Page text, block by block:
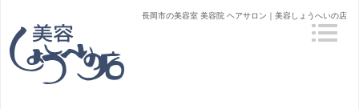
長岡市の美容室 美容院 ヘアサロン｜美容しょうへいの店